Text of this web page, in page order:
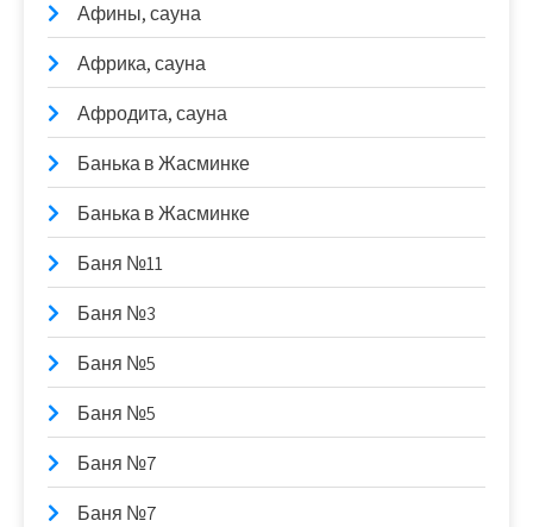
Афины, сауна
Африка, сауна
Афродита, сауна
Банька в Жасминке
Банька в Жасминке
Баня №11
Баня №3
Баня №5
Баня №5
Баня №7
Баня №7